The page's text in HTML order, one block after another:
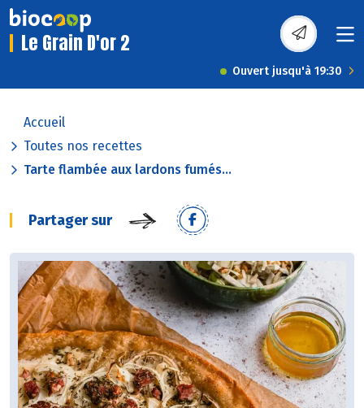
Le Grain D'or 2
Ouvert jusqu'à 19:30
Accueil
Toutes nos recettes
Tarte flambée aux lardons fumés...
Partager sur